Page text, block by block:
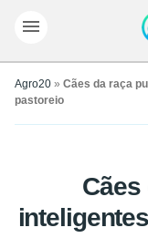
Agro20 » Cães da raça
pastoreio